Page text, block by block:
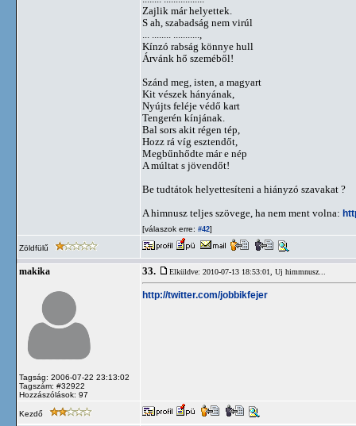
Zajlik már helyettek.
S ah, szabadság nem virúl
Kínzó rabság könnye hull
Árvánk hő szeméből!
Szánd meg, isten, a magyart
Kit vészek hányának,
Nyújts feléje védő kart
Tengerén kínjának.
Bal sors akit régen tép,
Hozz rá víg esztendőt,
Megbűnhődte már e nép
A múltat s jövendőt!
Be tudtátok helyettesíteni a hiányzó szavakat ?
A himnusz teljes szövege, ha nem ment volna:
[válaszok erre: #42]
Zöldfülű
makika
Tagság: 2006-07-22 23:13:02
Tagszám: #32922
Hozzászólások: 97
33. Elküldve: 2010-07-13 18:53:01, Uj himmnusz...
http://twitter.com/jobbikfejer
Kezdő